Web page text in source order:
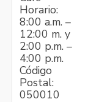
Horario:
8:00 a.m. –
12:00 m. y
2:00 p.m. –
4:00 p.m.
Código
Postal:
050010